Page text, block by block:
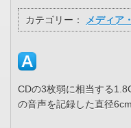
カテゴリー： メディア
CDの3枚弱に相当する
の音声を記録した直径